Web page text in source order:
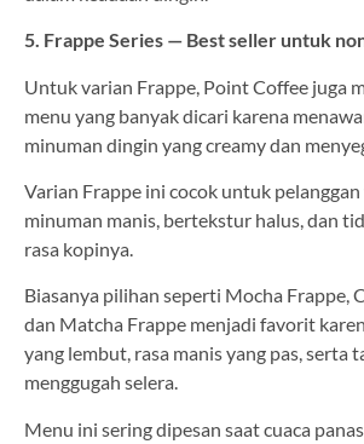
5. Frappe Series — Best seller untuk
Untuk varian Frappe, Point Coffee juga
menu yang banyak dicari karena
minuman dingin yang creamy dan
Varian Frappe ini cocok untuk
minuman manis, bertekstur halus, dan
rasa kopinya.
Biasanya pilihan seperti Mocha Frappe,
dan Matcha Frappe menjadi favorit
yang lembut, rasa manis yang pas, serta
menggugah selera.
Menu ini sering dipesan saat cuaca